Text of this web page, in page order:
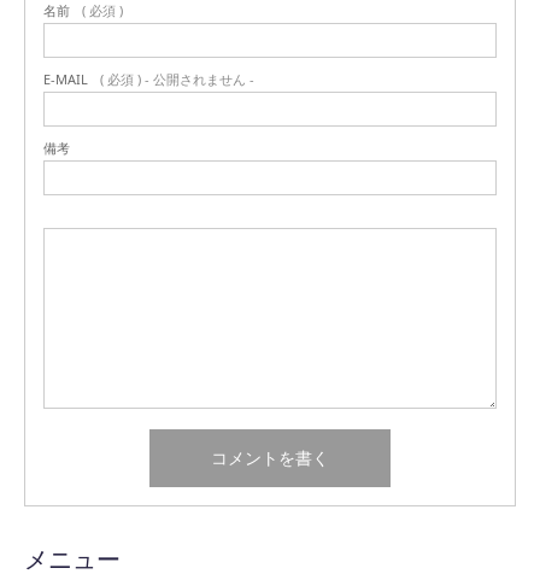
名前 ( 必須 )
E-MAIL ( 必須 ) - 公開されません -
備考
メニュー